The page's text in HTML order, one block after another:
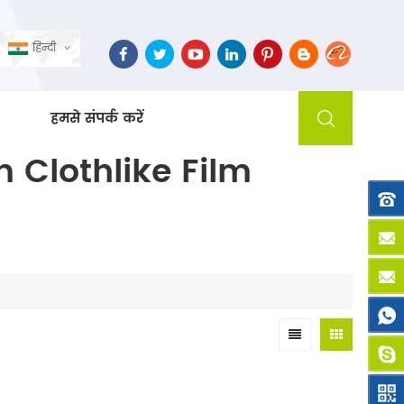
हिन्दी
हमसे संपर्क करें
Clothlike Film